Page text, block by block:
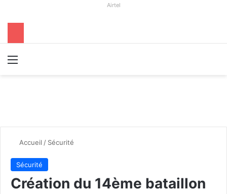
Airtel
Accueil / Sécurité
Sécurité
Création du 14ème bataillon